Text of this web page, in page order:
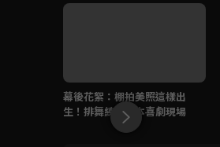
幕後花絮：棚拍美照這樣出
生！排舞練習根本喜劇現場